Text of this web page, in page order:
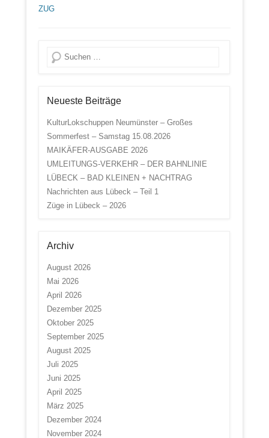
ZUG
Suche
Neueste Beiträge
KulturLokschuppen Neumünster – Großes
Sommerfest – Samstag 15.08.2026
MAIKÄFER-AUSGABE 2026
UMLEITUNGS-VERKEHR – DER BAHNLINIE
LÜBECK – BAD KLEINEN + NACHTRAG
Nachrichten aus Lübeck – Teil 1
Züge in Lübeck – 2026
Archiv
August 2026
Mai 2026
April 2026
Dezember 2025
Oktober 2025
September 2025
August 2025
Juli 2025
Juni 2025
April 2025
März 2025
Dezember 2024
November 2024